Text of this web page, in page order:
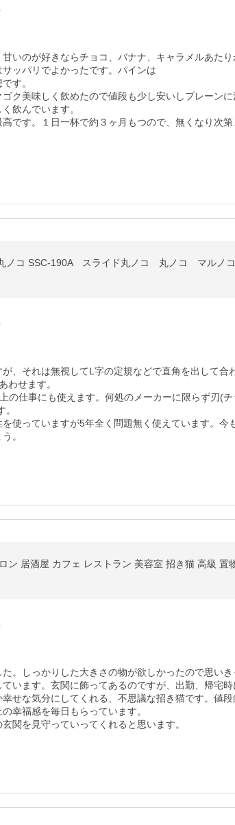
いのが好きならチョコ、バナナ、キャラメルあたり
ッパリでよかったです。パインは
す。
ク美味しく飲めたので値段も少し安いしプレーンに
飲んでいます。
です。１日一杯で約３ヶ月もつので、無くなり次第
丸ノコ SSC-190A スライド丸ノコ 丸ノコ マル
、それは無視してL字の定規などで直角を出して合
わせます。
の仕事にも使えます。何処のメーカーに限らず刃(チ
使っていますが5年全く問題無く使えています。今
。
。しっかりした大きさの物が欲しかったので思いき
います。玄関に飾ってあるのですが、出勤、帰宅時
せな気分にしてくれる、不思議な招き猫です。値段
幸福感を毎日もらっています。
関を見守っていってくれると思います。